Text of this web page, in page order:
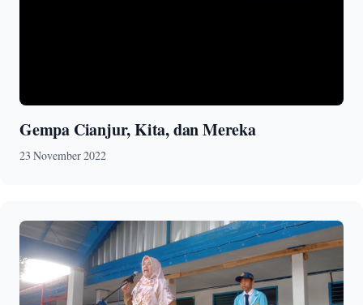
Gempa Cianjur, Kita, dan Mereka
23 November 2022